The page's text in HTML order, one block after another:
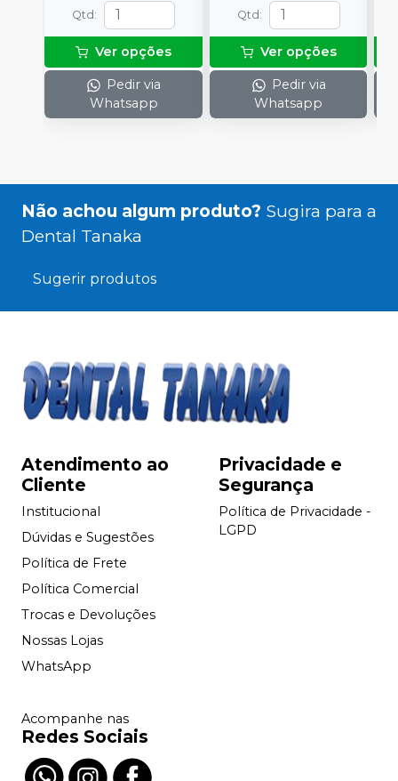
Qtd :
Ver opções
Pedir via
Whatsapp
Qtd :
Ver opções
Pedir via
Whatsapp
Não achou algum produto? Sugira para a
Dental Tanaka
Sugerir produtos
Atendimento ao
Cliente
Institucional
Dúvidas e Sugestões
Política de Frete
Política Comercial
Trocas e Devoluções
Nossas Lojas
WhatsApp
Privacidade e
Segurança
Política de Privacidade -
LGPD
Acompanhe nas
Redes Sociais